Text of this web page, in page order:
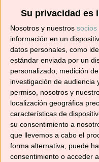
Su privacidad es
Nosotros y nuestros socios
información en un
datos personales, como
estándar enviada por un
personalizado, medición
investigación de audiencia
permiso, nosotros y
localización geográfica
características de
su consentimiento a
que llevemos a cabo el
forma alternativa, puede
consentimiento o acceder
Suscríbete ahora
en tu correo.
¡No te pierdas
Dirección
de
correo
electrónico
Suscribir